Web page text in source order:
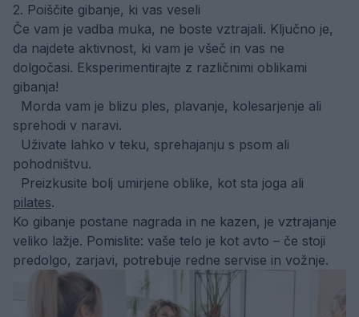
2. Poiščite gibanje, ki vas veseli
Če vam je vadba muka, ne boste vztrajali. Ključno je,
da najdete aktivnost, ki vam je všeč in vas ne
dolgočasi. Eksperimentirajte z različnimi oblikami
gibanja!
Morda vam je blizu ples, plavanje, kolesarjenje ali
sprehodi v naravi.
Uživate lahko v teku, sprehajanju s psom ali
pohodništvu.
Preizkusite bolj umirjene oblike, kot sta joga ali
pilates.
Ko gibanje postane nagrada in ne kazen, je vztrajanje
veliko lažje. Pomislite: vaše telo je kot avto – če stoji
predolgo, zarjavi, potrebuje redne servise in vožnje.